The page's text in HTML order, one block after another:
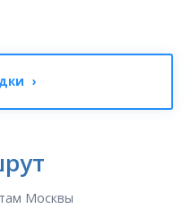
поездки ›
Москвы